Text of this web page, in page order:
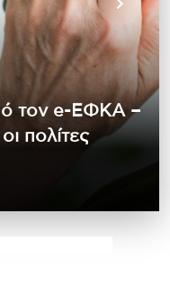
τον e-ΕΦΚΑ –
πολίτες